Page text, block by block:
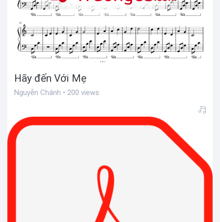
Hãy đến Với Mẹ
Nguyễn Chánh • 200 views